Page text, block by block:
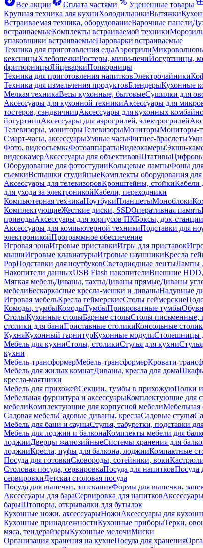
Все акции
Оплата частями Уцененные товары
Крупная техника для кухниХолодильникиВытяжки
Встраиваемая техника, оборудованиеВарочные панели
встраиваемыеКомплекты встраиваемой техники
упаковщики встраиваемыеПароварки встраиваемые
Техника для приготовления едыАэрогрили
кексницыХлебопечкиРостеры, мини-печиЙогуртницы,
фритюрницыЯйцеваркиПопкорницы
Техника для приготовления напитковЭлектрочайники
Техника для измельчения продуктовБлендерыКухонные
Мелкая техникаВесы кухонные, бытовыеСушилки для
Аксессуары для кухонной техникиАксессуары для
тостеров, сэндвичницАксессуары для кухонных
йогуртницАксессуары для аэрогрилей, электрогрилей
Телевизоры, мониторыТелевизорыМониторыМониторы-
Смарт-часы, аксессуарыУмные часыФитнес-браслеты
Фото, видеосъемкаФотоаппаратыВидеокамерыЭкшн-
видеокамерАксессуары для объективовШтативы
Оборудование для фотостудииКольцевые лампыФоны для
съемкиВспышки студийныеКомплекты оборудования для
Аксессуары для телевизоровКронштейны, стойкиКабели
для ухода за электроникойКабели, переходники
Компьютерная техникаНоутбукиПланшетыМоноблоки
КомплектующиеЖесткие диски, SSDОперативная память
приводыАксессуары для корпусов ПКБоксы, док-
Аксессуары для компьютерной техникиПодставки для
электроникойПрограммное обеспечение
Игровая зонаИгровые приставкиИгры для приставок
мышиИгровые клавиатурыИгровые наушникиКресла
PopПодставки для ноутбуковСветодиодные лентыЛампы
Накопители данныхUSB Flash накопителиВнешние HDD,
Мягкая мебельДиваны, тахтыДиваны прямыеДиваны
мебелиБескаркасные кресла-мешки и диваныНадувные
Игровая мебельКресла геймерскиеСтолы геймерские
Комоды, тумбыКомодыТумбыПрикроватные тумбы
СтолыКухонные столыБарные столыСтолы письменные,
столики для баниПриставные столикиКонсольные
КухняКухонный гарнитурКухонные модулиСтолешницы
Мебель для кухниСтолы, столикиСтулья для кухни
кухни
Мебель-трансформерМебель-трансформерКровати-
Мебель для жилых комнатДиваны, кресла для дома
кресла-маятники
Мебель для прихожейСекции, тумбы в прихожуюПолки
Мебельная фурнитура и аксессуарыКомплектующие для
мебелиКомплектующие для корпусной мебелиМебельная
Садовая мебельСадовые диваны, креслаСадовые стулья
Мебель для бани и сауныСтулья, табуретки, подставки
Мебель для лоджии и балконаКомплекты мебели для
лоджииДверцы жалюзийныеСистемы хранения для
лоджииКресла, пуфы для балкона, лоджииКомпактные
Посуда для готовкиСковороды, сотейники, воки
Столовая посуда, сервировкаПосуда для напитковПосуда
сервировкиДетская столовая посуда
Посуда для выпечки, запеканияФормы для выпечки,
Аксессуары для бараСервировка для напитков
барыШтопоры, открывалки для бутылок
Кухонные ножи, аксессуарыНожиАксессуары для
Кухонные принадлежностиКухонные приборыТерки,
мяса, тендерайзерыКухонные мелочиМиски
Организация хранения на кухнеПосуда для хранения